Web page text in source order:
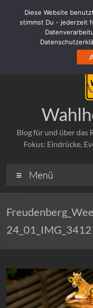
springen
Blog für und über das
Fokus: Eindrücke,
Menü
24_01_IMG_3412
Diese Website
stimmst Du - jederzeit